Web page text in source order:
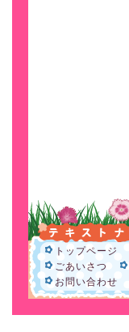
トップページ
ごあいさつ
お問い合わせ